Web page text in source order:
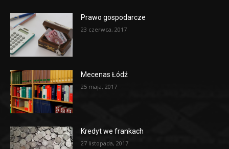
Prawo gospodarcze
23 czerwca, 2017
Mecenas Łódź
25 maja, 2017
Kredyt we frankach
27 listopada, 2017